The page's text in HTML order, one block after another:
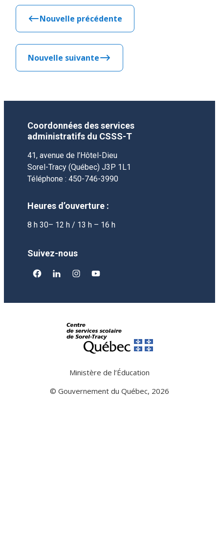
Nouvelle précédente
Nouvelle suivante
Coordonnées des services
administratifs du CSSS-T
41, avenue de l’Hôtel-Dieu
Sorel-Tracy (Québec) J3P 1L1
Téléphone : 450-746-3990
Heures d’ouverture :
8 h 30– 12 h / 13 h – 16 h
Suivez-nous
facebooklinkedininstagramyoutube
Ministère de l’Éducation
© Gouvernement du Québec, 2026